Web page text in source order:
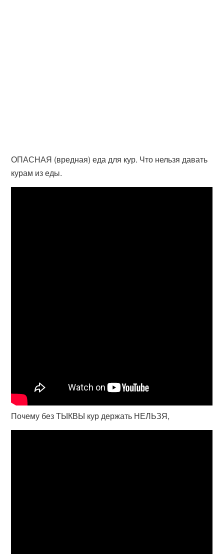
ОПАСНАЯ (вредная) еда для кур. Что нельзя давать
курам из еды.
Почему без ТЫКВЫ кур держать НЕЛЬЗЯ,